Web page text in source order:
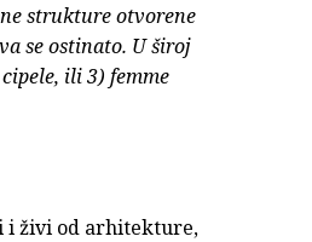
strukture otvorene
se ostinato. U široj
ili 3) femme
i živi od arhitekture,